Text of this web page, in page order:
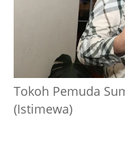
Tokoh Pemuda
(Istimewa)